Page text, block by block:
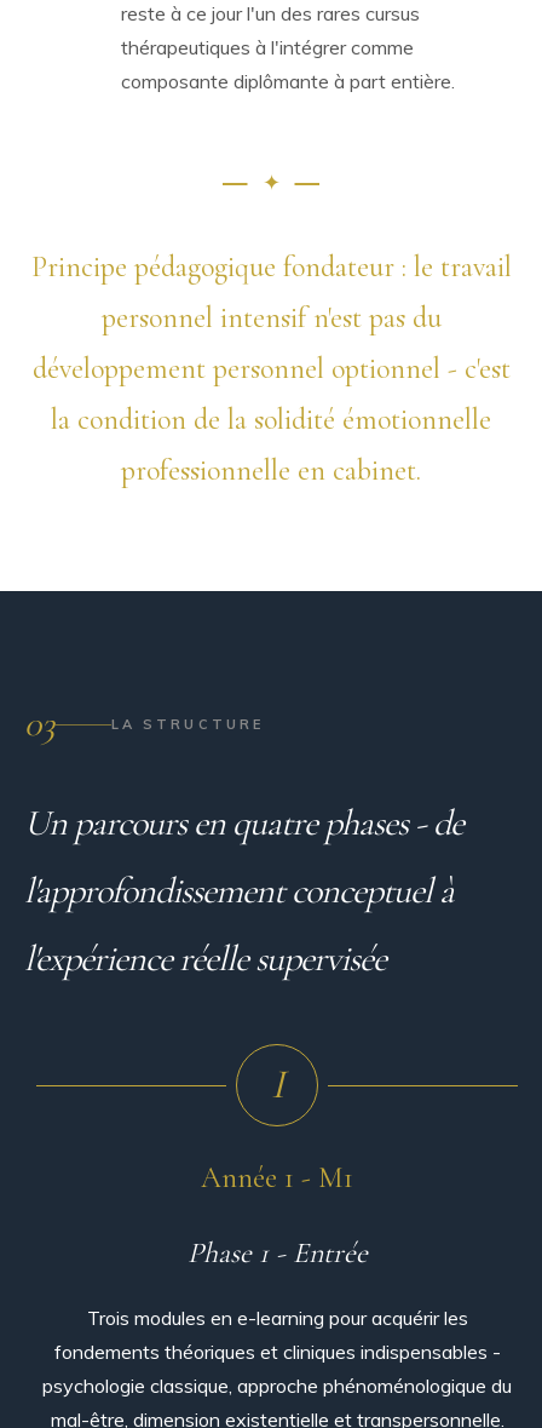
reste à ce jour l'un des rares cursus
thérapeutiques à l'intégrer comme
composante diplômante à part entière.
Principe pédagogique fondateur : le travail
personnel intensif n'est pas du
développement personnel optionnel - c'est
la condition de la solidité émotionnelle
professionnelle en cabinet.
03 LA STRUCTURE
Un parcours en quatre phases -de
l'approfondissement conceptuel à
l'expérience réelle supervisée
I
Année 1 - M1
Phase 1 - Entrée
Trois modules en e-learning pour acquérir les
fondements théoriques et cliniques indispensables -
psychologie classique, approche phénoménologique du
mal-être, dimension existentielle et transpersonnelle.